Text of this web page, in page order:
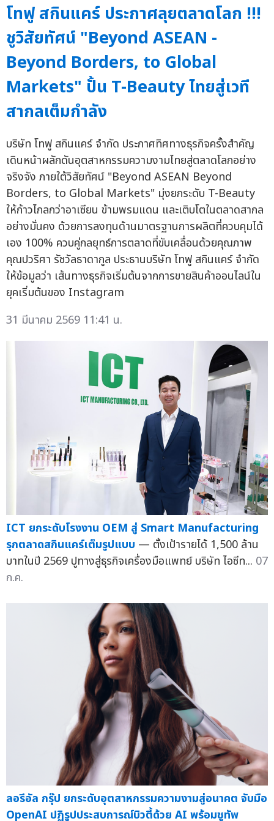
โทฟู สกินแคร์ ประกาศลุยตลาดโลก !!!
ชูวิสัยทัศน์ "Beyond ASEAN -
Beyond Borders, to Global
Markets" ปั้น T-Beauty ไทยสู่เวที
สากลเต็มกำลัง
บริษัท โทฟู สกินแคร์ จำกัด ประกาศทิศทางธุรกิจครั้งสำคัญ
เดินหน้าผลักดันอุตสาหกรรมความงามไทยสู่ตลาดโลกอย่าง
จริงจัง ภายใต้วิสัยทัศน์ "Beyond ASEAN Beyond
Borders, to Global Markets" มุ่งยกระดับ T-Beauty
ให้ก้าวไกลกว่าอาเซียน ข้ามพรมแดน และเติบโตในตลาดสากล
อย่างมั่นคง ด้วยการลงทุนด้านมาตรฐานการผลิตที่ควบคุมได้
เอง 100% ควบคู่กลยุทธ์การตลาดที่ขับเคลื่อนด้วยคุณภาพ
คุณปวริศา รัชวัลธาดากูล ประธานบริษัท โทฟู สกินแคร์ จำกัด
ให้ข้อมูลว่า เส้นทางธุรกิจเริ่มต้นจากการขายสินค้าออนไลน์ใน
ยุคเริ่มต้นของ Instagram
31 มีนาคม 2569 11:41 น.
ICT ยกระดับโรงงาน OEM สู่ Smart Manufacturing
รุกตลาดสกินแคร์เต็มรูปแบบ — ตั้งเป้ารายได้ 1,500 ล้าน
บาทในปี 2569 ปูทางสู่ธุรกิจเครื่องมือแพทย์ บริษัท ไอซีท... 07
ก.ค.
ลอรีอัล กรุ๊ป ยกระดับอุตสาหกรรมความงามสู่อนาคต จับมือ
OpenAI ปฏิรูปประสบการณ์บิวตี้ด้วย AI พร้อมชูทัพ